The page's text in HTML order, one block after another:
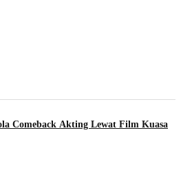
Comeback Akting Lewat Film Kuasa